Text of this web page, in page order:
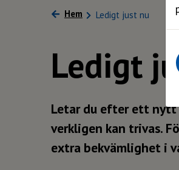
Hem Ledigt just nu
Ledigt
Letar du efter ett nytt
verkligen kan trivas.
extra bekvämlighet i